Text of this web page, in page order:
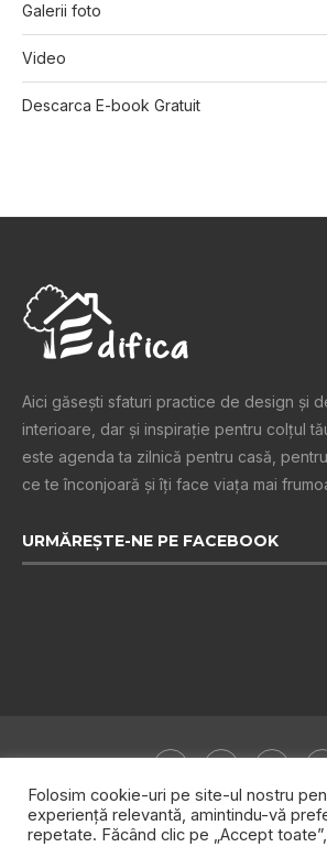
Galerii foto
Video
Descarca E-book Gratuit
Aici găsești sfaturi practice de design şi
interioare, dar și inspiraţie pentru colţul
este agenda ta zilnică pentru casă,
ce te înconjoară şi îţi face viaţa mai
URMĂREȘTE-NE PE FACEBOOK
Folosim cookie-uri pe site-ul nostru
experiență relevantă, amintindu-vă
repetate. Făcând clic pe „Accept